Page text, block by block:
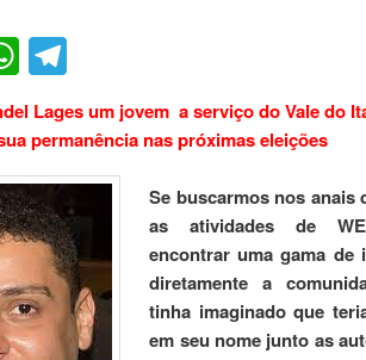
WhatsApp
Telegram
Lages um jovem a serviço do Vale do
permanência nas próximas eleições
Se buscarmos nos anais
as atividades de
encontrar uma gama de
diretamente a
tinha imaginado que
em seu nome junto as